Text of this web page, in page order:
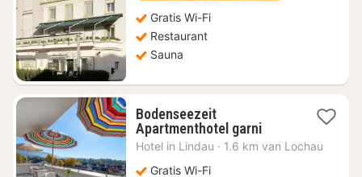
Gratis Wi-Fi
Restaurant
Sauna
Bodenseezeit
Apartmenthotel garni1
nacht
Hotel in Lindau · 1.6 km van Lochau
Gratis Wi-Fi